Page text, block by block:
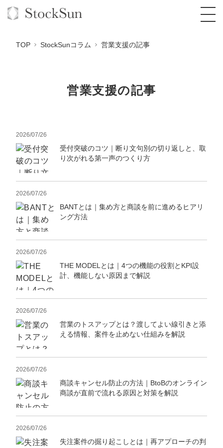
オーダーメイド支援
コンサルタント一覧
品質ガイドライン
社内コンペ
クレーム窓口
定額制Webマーケティング代行『マキトルく
ん』
定額制営業代行『カリトルくん』
定額制採用代行・RPO『トルトルくん』
営業改善特化の動画制作『動画でカリトルく
ん』
定額LINE運用代行『LINEマキトルくん』
オリジナルサービス
格安でAI導入支援『あいのりAI』
拡散付1日密着動画制作『まるごと社長』
1本無料で記事を制作『SEOトライアル』
定額制LP制作・改善『最強LP』
実績
お役立ち資料
料金表
オンラインサロン
StockSun道場
道場TOP
動画編集
エンジニア
YouTubeディレクター
年収エージェント
ミッション・ビジョン・バリュー
代表メッセージ（岩野圭佑）
取締役メッセージ（株本祐己）
業務委託
認定パートナー
動画ディレクター
営業
インターン
正社員
TOP StockSunコラム 営業支援の記事
営業支援の記事
2026/07/26
受付突破のコツ｜断り文句別の切り返しと、取
り次がれる第一声のつくり方
2026/07/26
BANTとは｜集め方と商談を前に進めるヒアリ
ング方法
2026/07/26
THE MODELとは｜4つの機能の役割とKPI設
計、機能しない原因まで解説
2026/07/26
営業のトスアップとは？渡してよい線引きと添
える情報、案件を止めない仕組みを解説
2026/07/26
商談キャンセル防止の方法｜BtoBのオンライン
商談が直前で流れる原因と対策を解説
2026/07/26
失注案件の掘り起こしとは｜再アプローチの判